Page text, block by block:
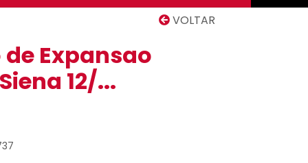
VOLTAR
Expansao
12/...